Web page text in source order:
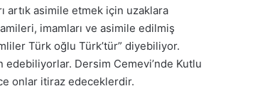
artık asimile etmek için uzaklara
imamları ve asimile edilmiş
Türk oğlu Türk’tür” diyebiliyor.
edebiliyorlar. Dersim Cemevi’nde Kutlu
onlar itiraz edeceklerdir.